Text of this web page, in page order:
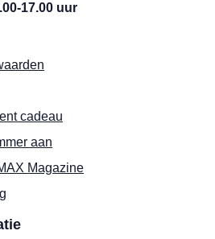
cadeau
aan
Magazine
17.00 uur